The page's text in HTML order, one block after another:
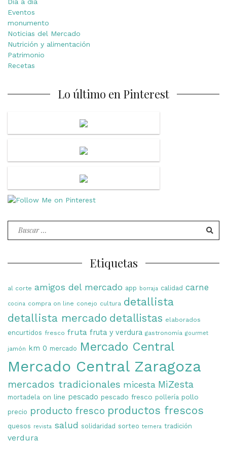
Eventos
monumento
Noticias del Mercado
Nutrición y alimentación
Patrimonio
Recetas
Lo último en Pinterest
Buscar
Etiquetas
al corte amigos del mercado app borraja calidad carne
cocina compra on line conejo cultura detallista
detallista mercado detallistas elaborados
encurtidos fresco fruta fruta y verdura gastronomía gourmet
jamón km 0 mercado Mercado Central
Mercado Central Zaragoza
mercados tradicionales micesta MiZesta
mortadela on line pescado pescado fresco pollería pollo
precio producto fresco productos frescos
quesos revista salud solidaridad sorteo ternera tradición
verdura